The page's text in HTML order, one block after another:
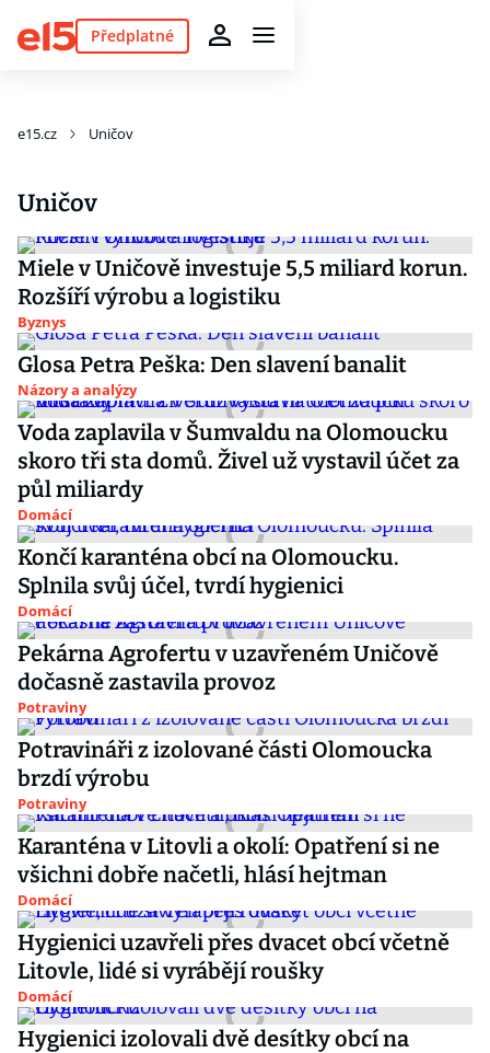
Předplatné
e15.cz Uničov
Uničov
Miele v Uničově investuje 5,5 miliard korun.
Rozšíří výrobu a logistiku
Byznys
Glosa Petra Peška: Den slavení banalit
Názory a analýzy
Voda zaplavila v Šumvaldu na Olomoucku
skoro tři sta domů. Živel už vystavil účet za
půl miliardy
Domácí
Končí karanténa obcí na Olomoucku.
Splnila svůj účel, tvrdí hygienici
Domácí
Pekárna Agrofertu v uzavřeném Uničově
dočasně zastavila provoz
Potraviny
Potravináři z izolované části Olomoucka
brzdí výrobu
Potraviny
Karanténa v Litovli a okolí: Opatření si ne
všichni dobře načetli, hlásí hejtman
Domácí
Hygienici uzavřeli přes dvacet obcí včetně
Litovle, lidé si vyrábějí roušky
Domácí
Hygienici izolovali dvě desítky obcí na